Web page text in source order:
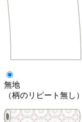
無地
（柄のリピート無し）